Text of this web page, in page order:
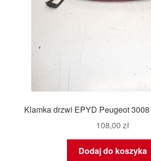
Procedura reklamacyjna
Zasady i warunki
Klamka drzwi EPYD Peugeot
108,00 zł
Dodaj do koszyka